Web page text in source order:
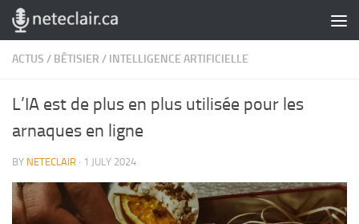
Skip to content
ACTUS / BÊTISIER / INTELLIGENCE ARTIFICIELLE
L’IA est de plus en plus utilisée pour les
arnaques en ligne
BY NETECLAIR · 1 JULY 2024